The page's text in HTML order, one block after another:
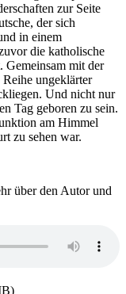
zur Seite
der sich
in einem
die katholische
Gemeinsam mit der
ungeklärter
Und nicht nur
Tag geboren zu sein.
am Himmel
zu sehen war.
über den Autor und